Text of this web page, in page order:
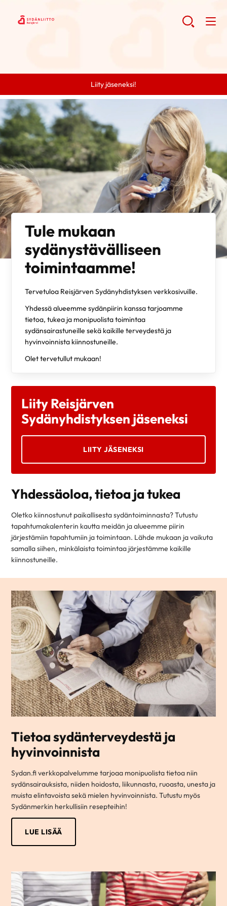
Liity jäseneksi!
Tule mukaan
sydänystävälliseen
toimintaamme!
Tervetuloa Reisjärven Sydänyhdistyksen verkkosivuille.
Yhdessä alueemme sydänpiirin kanssa tarjoamme
tietoa, tukea ja monipuolista toimintaa
sydänsairastuneille sekä kaikille terveydestä ja
hyvinvoinnista kiinnostuneille.
Olet tervetullut mukaan!
Liity Reisjärven
Sydänyhdistyksen jäseneksi
LIITY JÄSENEKSI
Yhdessäoloa, tietoa ja tukea
Oletko kiinnostunut paikallisesta sydäntoiminnasta? Tutustu
tapahtumakalenterin kautta meidän ja alueemme piirin
järjestämiin tapahtumiin ja toimintaan. Lähde mukaan ja vaikuta
samalla siihen, minkälaista toimintaa järjestämme kaikille
kiinnostuneille.
Tietoa sydänterveydestä ja
hyvinvoinnista
Sydan.fi verkkopalvelumme tarjoaa monipuolista tietoa niin
sydänsairauksista, niiden hoidosta, liikunnasta, ruoasta, unesta ja
muista elintavoista sekä mielen hyvinvoinnista. Tutustu myös
Sydänmerkin herkullisiin resepteihin!
LUE LISÄÄ